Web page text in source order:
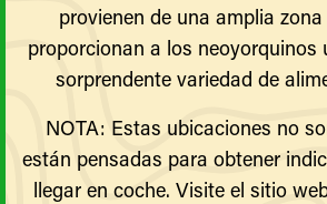
provienen de una amplia
proporcionan a los neoyorquinos
sorprendente variedad de
NOTA: Estas ubicaciones no
están pensadas para obtener
llegar en coche. Visite el sitio